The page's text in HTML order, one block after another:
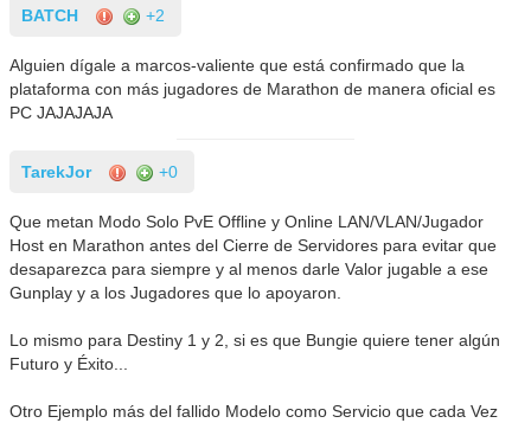
BATCH +2
Alguien dígale a marcos-valiente que está confirmado que la
plataforma con más jugadores de Marathon de manera oficial es
PC JAJAJAJA
TarekJor +0
Que metan Modo Solo PvE Offline y Online LAN/VLAN/Jugador
Host en Marathon antes del Cierre de Servidores para evitar que
desaparezca para siempre y al menos darle Valor jugable a ese
Gunplay y a los Jugadores que lo apoyaron.
Lo mismo para Destiny 1 y 2, si es que Bungie quiere tener algún
Futuro y Éxito...
Otro Ejemplo más del fallido Modelo como Servicio que cada Vez